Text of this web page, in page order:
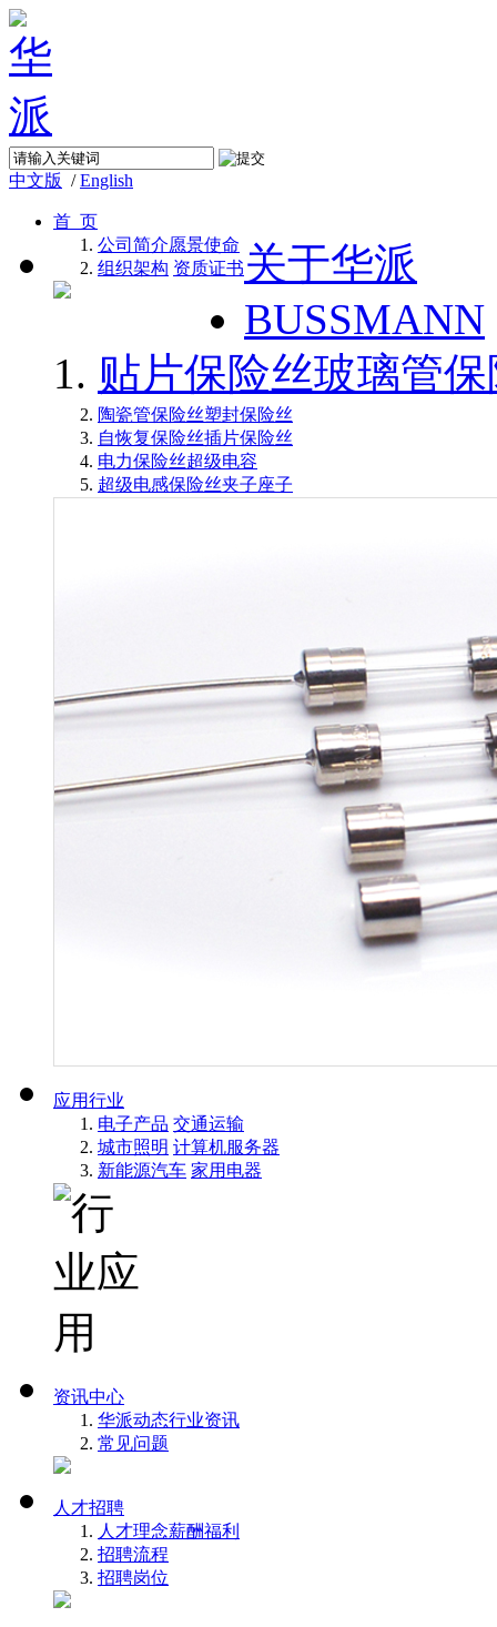
中文版 /English
首 页
关于华派
公司简介愿景使命
组织架构 资质证书
BUSSMANN
贴片保险丝玻璃管
陶瓷管保险丝塑封保险丝
自恢复保险丝插片保险丝
电力保险丝超级电容
超级电感保险丝夹子座子
应用行业
电子产品 交通运输
城市照明 计算机服务器
新能源汽车 家用电器
资讯中心
华派动态行业资讯
常见问题
人才招聘
人才理念薪酬福利
招聘流程
招聘岗位